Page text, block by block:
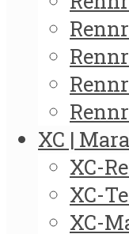
XC |
XC-
XC-
XC-